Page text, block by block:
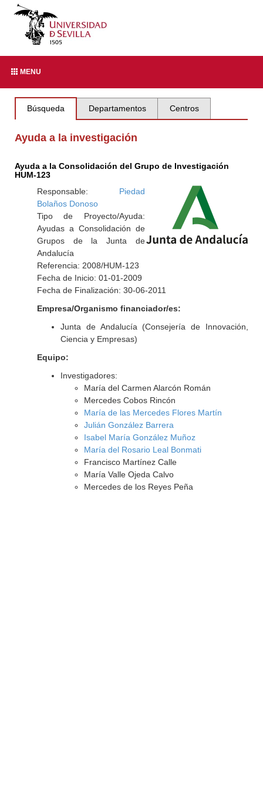
MENU
Búsqueda Departamentos Centros
Ayuda a la investigación
Ayuda a la Consolidación del Grupo de Investigación
HUM-123
Responsable: Piedad
Bolaños Donoso
Tipo de Proyecto/Ayuda:
Ayudas a Consolidación de
Grupos de la Junta de
Andalucía
Referencia: 2008/HUM-123
Fecha de Inicio: 01-01-2009
Fecha de Finalización: 30-06-2011
Empresa/Organismo financiador/es:
Junta de Andalucía (Consejería de Innovación,
Ciencia y Empresas)
Equipo:
Investigadores:
María del Carmen Alarcón Román
Mercedes Cobos Rincón
María de las Mercedes Flores Martín
Julián González Barrera
Isabel María González Muñoz
María del Rosario Leal Bonmati
Francisco Martínez Calle
María Valle Ojeda Calvo
Mercedes de los Reyes Peña